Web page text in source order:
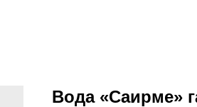
Вода «Саирме»